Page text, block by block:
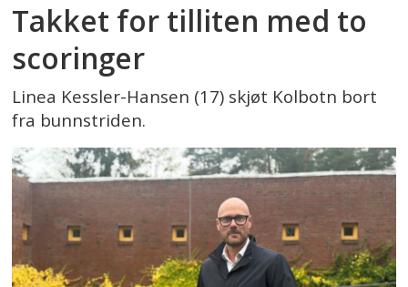
Takket for tilliten med to
scoringer
Linea Kessler-Hansen (17) skjøt Kolbotn bort
fra bunnstriden.